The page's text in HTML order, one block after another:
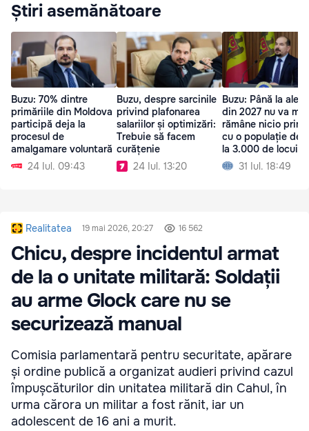
Știri asemănătoare
Buzu: 70% dintre
primăriile din Moldova
participă deja la
procesul de
amalgamare voluntară
24 Iul. 09:43
Buzu, despre sarcinile
privind plafonarea
salariilor și optimizări:
Trebuie să facem
curățenie
24 Iul. 13:20
Buzu: Până la
din 2027 nu va mai
rămâne nicio
cu o populație de
la 3.000 de
31 Iul. 18:49
Realitatea 19 mai 2026, 20:27 16 562
Chicu, despre incidentul armat
de la o unitate militară: Soldații
au arme Glock care nu se
securizează manual
Comisia parlamentară pentru securitate, apărare
și ordine publică a organizat audieri privind cazul
împușcăturilor din unitatea militară din Cahul, în
urma cărora un militar a fost rănit, iar un
adolescent de 16 ani a murit.